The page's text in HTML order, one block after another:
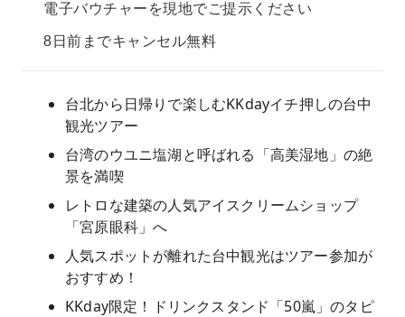
電子バウチャーを現地でご提示ください
8日前までキャンセル無料
台北から日帰りで楽しむKKdayイチ押しの台中
観光ツアー
台湾のウユニ塩湖と呼ばれる「高美湿地」の絶
景を満喫
レトロな建築の人気アイスクリームショップ
「宮原眼科」へ
人気スポットが離れた台中観光はツアー参加が
おすすめ！
KKday限定！ドリンクスタンド「50嵐」のタピ